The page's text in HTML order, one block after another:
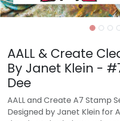
AALL & Create
By Janet Klein -
Dee
AALL and Create A7 Stamp
Designed by Janet Klein for